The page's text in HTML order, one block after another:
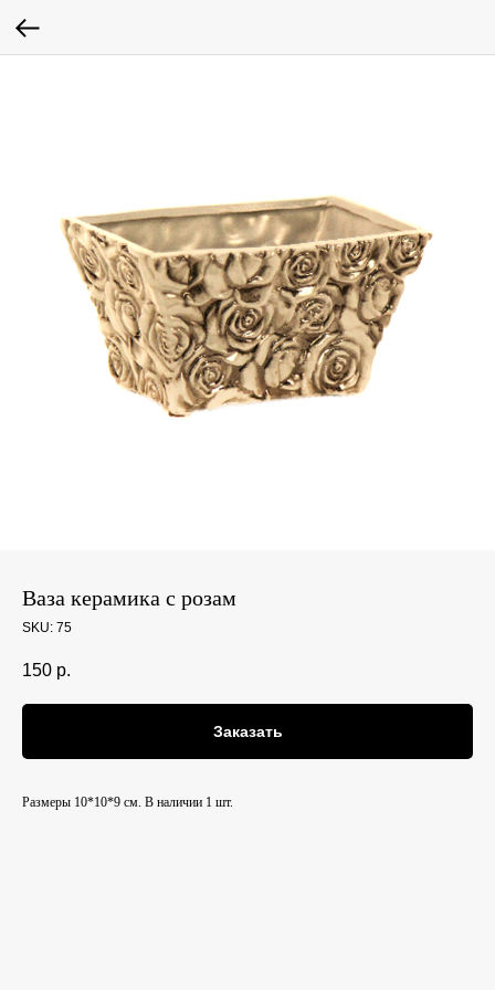
Ваза керамика с розам
SKU: 75
150 р.
Заказать
Размеры 10*10*9 см. В наличии 1 шт.